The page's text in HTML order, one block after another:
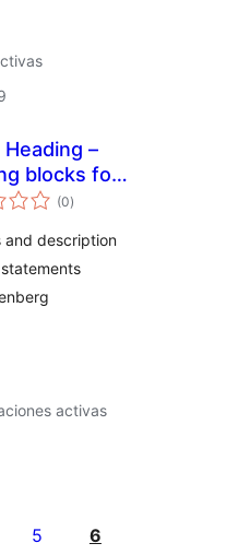
–
blocks for
(0total
de
)
and description
activas
5 6